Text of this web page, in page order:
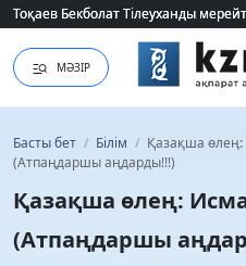
Тоқаев Бекболат Тілеуханды
Тоқаев Бекболат Тілеуханды
МӘЗІР
Басты бет / Білім / Қазақша
(Атпаңдаршы аңдарды!!!)
Қазақша өлең:
(Атпаңдаршы